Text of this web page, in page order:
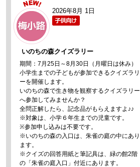
2026年8月 1日
いのちの森クイズラリー
期間：7月25日～8月30日（月曜日は休み）
小学生までの子どもが参加できるクイズラリ
ーを開催します。
いのちの森で生き物を観察するクイズラリー
へ参加してみませんか？
全問正解したら、記念品がもらえますよ♪♪
※対象は、小学６年生までの児童です。
※参加申し込みは不要です。
※いのちの森の入口は、朱雀の庭の中にあり
ます。
※クイズの回答用紙と筆記具は、緑の館2階
の「朱雀の庭入口」付近にあります。